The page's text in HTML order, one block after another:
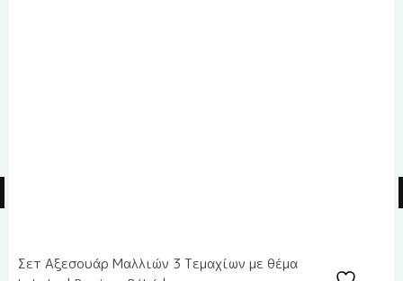
Σετ Αξεσουάρ Μαλλιών 3 Τεμαχίων με θέμα